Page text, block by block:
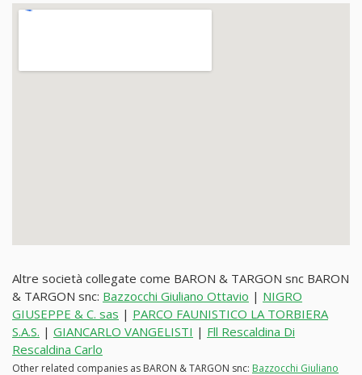
Altre società collegate come BARON & TARGON snc BARON
& TARGON snc: Bazzocchi Giuliano Ottavio | NIGRO
GIUSEPPE & C. sas | PARCO FAUNISTICO LA TORBIERA
S.A.S. | GIANCARLO VANGELISTI | Fll Rescaldina Di
Rescaldina Carlo
Other related companies as BARON & TARGON snc: Bazzocchi Giuliano